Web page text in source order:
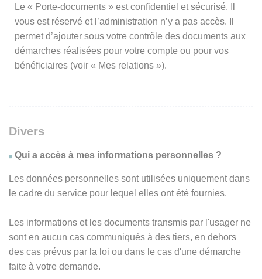
Le « Porte-documents » est confidentiel et sécurisé. Il
vous est réservé et l’administration n’y a pas accès. Il
permet d’ajouter sous votre contrôle des documents aux
démarches réalisées pour votre compte ou pour vos
bénéficiaires (voir « Mes relations »).
Divers
Qui a accès à mes informations personnelles ?
Les données personnelles sont utilisées uniquement dans
le cadre du service pour lequel elles ont été fournies.
Les informations et les documents transmis par l'usager ne
sont en aucun cas communiqués à des tiers, en dehors
des cas prévus par la loi ou dans le cas d'une démarche
faite à votre demande.